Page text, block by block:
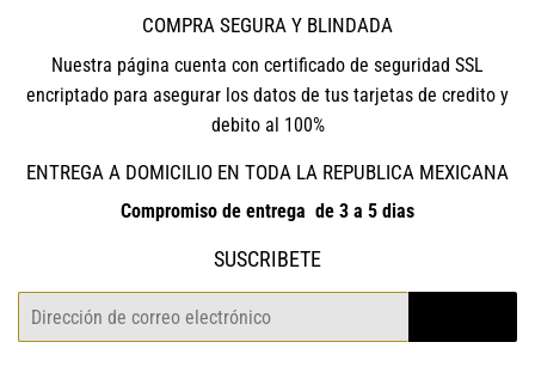
COMPRA SEGURA Y BLINDADA
Nuestra página cuenta con certificado de seguridad SSL
encriptado para asegurar los datos de tus tarjetas de credito y
debito al 100%
ENTREGA A DOMICILIO EN TODA LA REPUBLICA MEXICANA
Compromiso de entrega de 3 a 5 dias
SUSCRIBETE
Correo